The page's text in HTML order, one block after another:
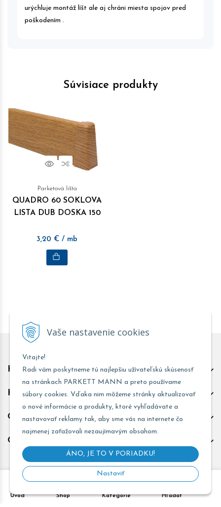
Vaše nastavenie cookies
Vitajte!
Radi vám poskytneme tú najlepšiu užívateľskú skúsenosť
na stránkach PARKETT MANN a preto používame
súbory cookies. Vďaka nim môžeme stránky aktualizovať
o nové informácie a produkty, ktoré vyhľadávate a
nastavovať reklamy tak, aby sme vás na internete čo
najmenej zaťažovali nezaujímavým obsahom.
ÁNO, JE TO V PORIADKU!
Nastaviť
Úvod Shop Kategórie Hľadať
urýchluje montáž líšt ale aj chráni miesta spojov pred
poškodením .
Súvisiace produkty
NáhľadPorovnať
Parketová lišta
QUADRO 60 SOKLOVA
LISTA DUB DOSKA 150
3,20 € / mb
Kontakt predajňa Trnava
Kontakt predajňa Žarnovica
Obchodné informácie
Odoberať novinky
e-shop Pohoda connector